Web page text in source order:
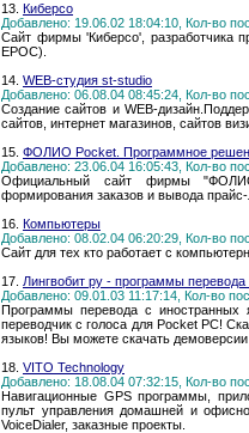
13. Киберсо
Добавлено: 19.06.02 18:04:10, Кол-во
Сайт фирмы 'Киберсо', разработчика
EPOC).
14. WEB-студия st-studio
Добавлено: 06.08.04 08:45:24, Кол-во
Создание сайтов и WEB-
сайтов, интернет магазинов, сайтов
15. ФОЛИО Pocket. Программное
Добавлено: 23.06.04 16:05:43, Кол-во
Официальный сайт фирмы
формирования заказов и вывода
16. Компьютеры
Добавлено: 08.02.04 06:20:29, Кол-во
Сайт для тех кто работает с
17. Лингвобит ру - программы
Добавлено: 09.01.03 11:17:14, Кол-во
Программы перевода с
переводчик с голоса для Pocket PC!
языков! Вы можете скачать
18. VITO Technology
Добавлено: 18.08.04 07:32:15, Кол-во
Навигационные GPS программы,
пульт управления домашней и
VoiceDialer, заказные проекты.